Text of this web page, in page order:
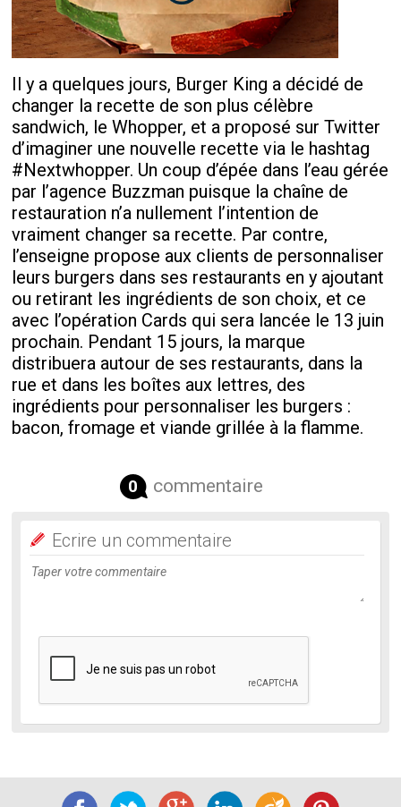
Il y a quelques jours, Burger King a décidé de
changer la recette de son plus célèbre
sandwich, le Whopper, et a proposé sur Twitter
d’imaginer une nouvelle recette via le hashtag
#Nextwhopper. Un coup d’épée dans l’eau gérée
par l’agence Buzzman puisque la chaîne de
restauration n’a nullement l’intention de
vraiment changer sa recette. Par contre,
l’enseigne propose aux clients de personnaliser
leurs burgers dans ses restaurants en y ajoutant
ou retirant les ingrédients de son choix, et ce
avec l’opération Cards qui sera lancée le 13 juin
prochain. Pendant 15 jours, la marque
distribuera autour de ses restaurants, dans la
rue et dans les boîtes aux lettres, des
ingrédients pour personnaliser les burgers :
bacon, fromage et viande grillée à la flamme.
0 commentaire
Ecrire un commentaire